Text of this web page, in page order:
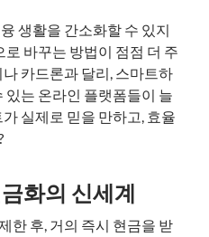
생활을 간소화할 수 있지
바꾸는 방법이 점점 더 주
카드론과 달리, 스마트하
있는 온라인 플랫폼들이 늘
실제로 믿을 만하고, 효율
화의 신세계
한 후, 거의 즉시 현금을 받